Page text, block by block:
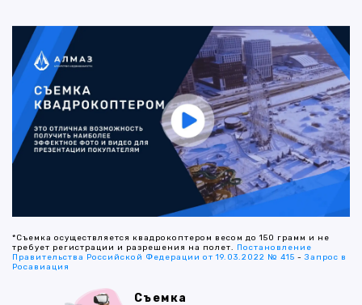
*Съемка осуществляется квадрокоптером весом до 150 грамм и не
требует регистрации и разрешения на полет. Постановление
Правительства Российской Федерации от 19.03.2022 № 415 -Запрос в
Росавиация
Съемка